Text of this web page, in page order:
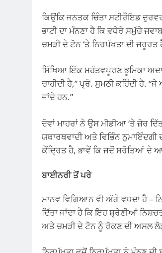
ਕਿਉਂਕਿ ਜਨਤਕ ਚਿੰਤਾ ਸਟੀਰੌਇਡ
ਭਾਟੀ ਦਾ ਮੰਨਣਾ ਹੈ ਕਿ ਵਧੇਰੇ ਸਮੁੱਚੇ
ਚਮੜੀ ਦੇ ਟੋਨ ‘ਤੇ ਨਿਰਪੱਖਤਾ ਦੀ ਜਰੂਰਤ
ਸਿੱਖਿਆ ਇੱਕ ਮਹੱਤਵਪੂਰਣ ਭੂਮਿਕਾ
ਚਾਹੀਦੀ ਹੈ,” ਪ੍ਰੋ. ਸੁਮਠੀ ਕਹਿੰਦੀ ਹੈ.
ਜਾਂਦੇ ਹਨ.”
ਦੋਵਾਂ ਮਾਹਰਾਂ ਨੇ ਉਸ ਮੀਡੀਆ ‘ਤੇ ਜ਼ੋਰ
ਯਥਾਰਥਵਾਦੀ ਅਤੇ ਵਿਭਿੰਨ
ਕੇਂਦ੍ਰਿਤ ਹੈ, ਭਾਵੇਂ ਕਿ ਜਦੋਂ ਸਰੋਤਿਆਂ ਦੇ
ਬਾਈਨਰੀ ਤੋਂ ਪਰੇ
ਮਾਨਵ ਵਿਗਿਆਨ ਵੀ ਅੱਗੇ ਵਧਦਾ ਹੈ –
ਦਿੱਤਾ ਜਾਂਦਾ ਹੈ ਕਿ ਇਹ ਸ਼੍ਰੇਣੀਆਂ
ਅਤੇ ਚਮੜੀ ਦੇ ਟੋਨ ਨੂੰ ਰੋਕਣ ਦੀ ਅਸਲ